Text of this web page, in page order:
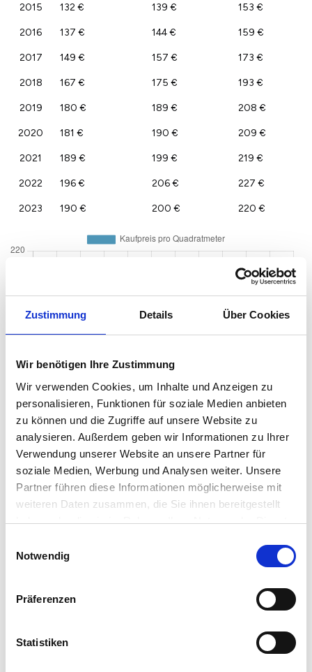
Zustimmung Details Über Cookies
Wir benötigen Ihre Zustimmung
Wir verwenden Cookies, um Inhalte und Anzeigen zu
personalisieren, Funktionen für soziale Medien anbieten
zu können und die Zugriffe auf unsere Website zu
analysieren. Außerdem geben wir Informationen zu Ihrer
Verwendung unserer Website an unsere Partner für
soziale Medien, Werbung und Analysen weiter. Unsere
Partner führen diese Informationen möglicherweise mit
weiteren Daten zusammen, die Sie ihnen bereitgestellt
haben oder die sie im Rahmen Ihrer Nutzung der Dienste
Notwendig
Präferenzen
Statistiken
2015 132 € 139 € 153 €
2016 137 € 144 € 159 €
2017 149 € 157 € 173 €
2018 167 € 175 € 193 €
2019 180 € 189 € 208 €
2020 181 € 190 € 209 €
2021 189 € 199 € 219 €
2022 196 € 206 € 227 €
2023 190 € 200 € 220 €